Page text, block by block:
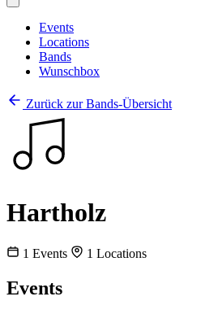
Events
Locations
Bands
Wunschbox
Zurück zur Bands-Übersicht
Hartholz
1 Events 1 Locations
Events